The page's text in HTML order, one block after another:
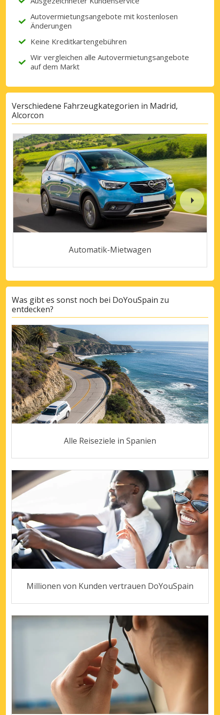
Autovermietungsangebote mit kostenlosen
Änderungen
Keine Kreditkartengebühren
Wir vergleichen alle Autovermietungsangebote
auf dem Markt
Verschiedene Fahrzeugkategorien in Madrid,
Alcorcon
Automatik-Mietwagen
Was gibt es sonst noch bei DoYouSpain zu
entdecken?
Alle Reiseziele in Spanien
Millionen von Kunden vertrauen DoYouSpain